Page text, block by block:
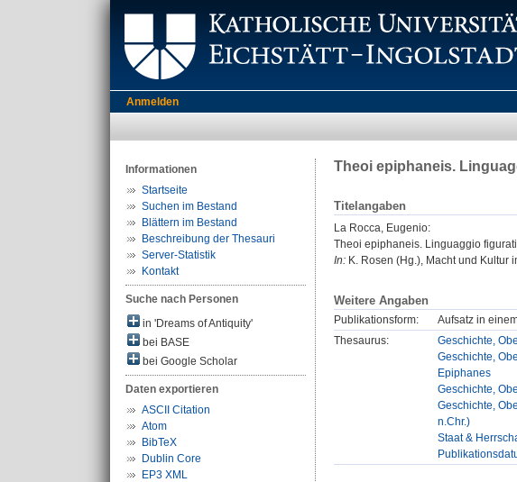
Anmelden
Informationen
Startseite
Suchen im Bestand
Blättern im Bestand
Beschreibung der Thesauri
Server-Statistik
Kontakt
Suche nach Personen
in 'Dreams of Antiquity'
bei BASE
bei Google Scholar
Daten exportieren
ASCII Citation
Atom
BibTeX
Dublin Core
EP3 XML
Theoi epiphaneis.
Titelangaben
La Rocca, Eugenio:
Theoi epiphaneis. Linguaggio
In: K. Rosen (Hg.), Macht und Kultur
Weitere Angaben
Publikationsform:
Aufsatz in
Thesaurus:
Geschichte,
Geschichte,
Epiphanes
Geschichte,
Geschichte,
n.Chr.)
Staat &